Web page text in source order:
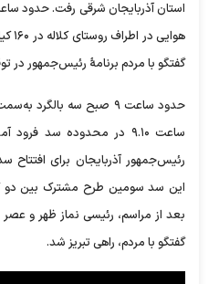
گفتگو با مردم برنامۀ رئیس‌جمهور در
حدود ساعت ۹ صبح سه
ساعت ۹.۱۰ در محدوده سد
رئیس‌جمهور آذربایجان برای
این سد سومین طرح مشترک بین دو
بعد از مراسم، رئیسی نماز ظهر و
گفتگو با مردم، راهی تبریز شد.